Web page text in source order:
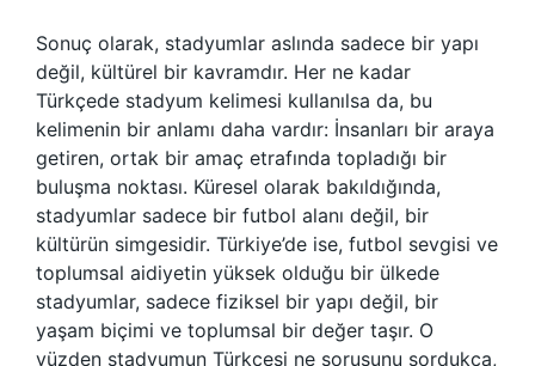
Sonuç olarak, stadyumlar aslında sadece bir yapı
değil, kültürel bir kavramdır. Her ne kadar
Türkçede stadyum kelimesi kullanılsa da, bu
kelimenin bir anlamı daha vardır: İnsanları bir araya
getiren, ortak bir amaç etrafında topladığı bir
buluşma noktası. Küresel olarak bakıldığında,
stadyumlar sadece bir futbol alanı değil, bir
kültürün simgesidir. Türkiye’de ise, futbol sevgisi ve
toplumsal aidiyetin yüksek olduğu bir ülkede
stadyumlar, sadece fiziksel bir yapı değil, bir
yaşam biçimi ve toplumsal bir değer taşır. O
yüzden stadyumun Türkçesi ne sorusunu sordukça,